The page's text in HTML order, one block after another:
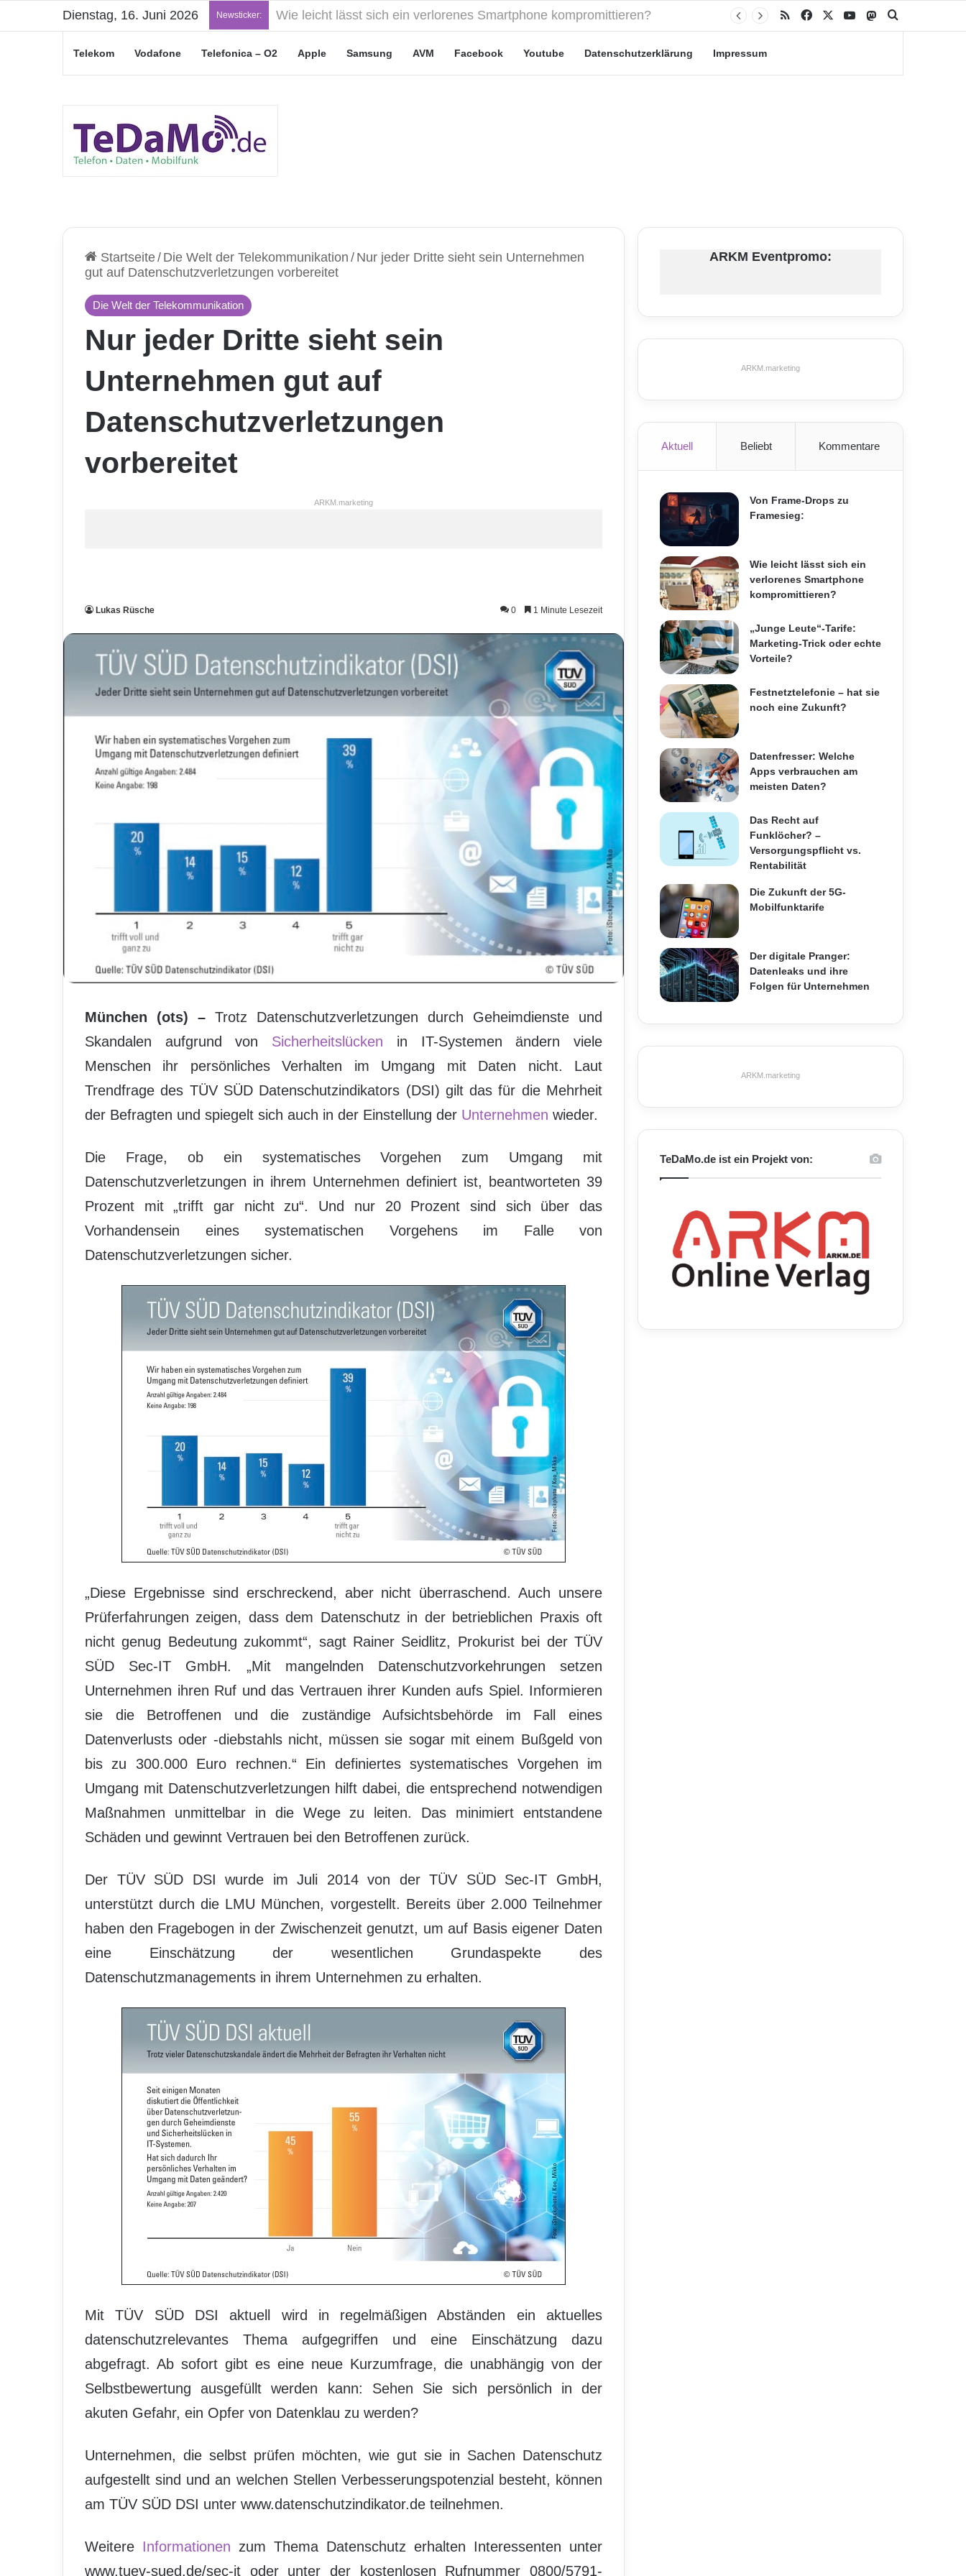
Dienstag, 16. Juni 2026 Newsticker: „Junge Leute“-Tarife: Marketing-Trick oder echte Vorteile? RSS Facebook YouTubeMastodon
Telekom Vodafone Telefonica – O2 Apple Samsung AVM Facebook Youtube Datenschutzerklärung Impressum
Startseite/ Die Welt der Telekommunikation / Nur jeder Dritte sieht sein Unternehmen
gut auf Datenschutzverletzungen vorbereitet
Die Welt der Telekommunikation
Nur jeder Dritte sieht sein
Unternehmen gut auf
Datenschutzverletzungen
vorbereitet
ARKM.marketing
Lukas Rüsche 0 1 Minute Lesezeit
München (ots) – Trotz Datenschutzverletzungen durch Geheimdienste und
Skandalen aufgrund von Sicherheitslücken in IT-Systemen ändern viele
Menschen ihr persönliches Verhalten im Umgang mit Daten nicht. Laut
Trendfrage des TÜV SÜD Datenschutzindikators (DSI) gilt das für die Mehrheit
der Befragten und spiegelt sich auch in der Einstellung der Unternehmen wieder.
Die Frage, ob ein systematisches Vorgehen zum Umgang mit
Datenschutzverletzungen in ihrem Unternehmen definiert ist, beantworteten 39
Prozent mit „trifft gar nicht zu“. Und nur 20 Prozent sind sich über das
Vorhandensein eines systematischen Vorgehens im Falle von
Datenschutzverletzungen sicher.
„Diese Ergebnisse sind erschreckend, aber nicht überraschend. Auch unsere
Prüferfahrungen zeigen, dass dem Datenschutz in der betrieblichen Praxis oft
nicht genug Bedeutung zukommt“, sagt Rainer Seidlitz, Prokurist bei der TÜV
SÜD Sec-IT GmbH. „Mit mangelnden Datenschutzvorkehrungen setzen
Unternehmen ihren Ruf und das Vertrauen ihrer Kunden aufs Spiel. Informieren
sie die Betroffenen und die zuständige Aufsichtsbehörde im Fall eines
Datenverlusts oder -diebstahls nicht, müssen sie sogar mit einem Bußgeld von
bis zu 300.000 Euro rechnen.“ Ein definiertes systematisches Vorgehen im
Umgang mit Datenschutzverletzungen hilft dabei, die entsprechend notwendigen
Maßnahmen unmittelbar in die Wege zu leiten. Das minimiert entstandene
Schäden und gewinnt Vertrauen bei den Betroffenen zurück.
Der TÜV SÜD DSI wurde im Juli 2014 von der TÜV SÜD Sec-IT GmbH,
unterstützt durch die LMU München, vorgestellt. Bereits über 2.000 Teilnehmer
haben den Fragebogen in der Zwischenzeit genutzt, um auf Basis eigener Daten
eine Einschätzung der wesentlichen Grundaspekte des
Datenschutzmanagements in ihrem Unternehmen zu erhalten.
Mit TÜV SÜD DSI aktuell wird in regelmäßigen Abständen ein aktuelles
datenschutzrelevantes Thema aufgegriffen und eine Einschätzung dazu
abgefragt. Ab sofort gibt es eine neue Kurzumfrage, die unabhängig von der
Selbstbewertung ausgefüllt werden kann: Sehen Sie sich persönlich in der
akuten Gefahr, ein Opfer von Datenklau zu werden?
Unternehmen, die selbst prüfen möchten, wie gut sie in Sachen Datenschutz
aufgestellt sind und an welchen Stellen Verbesserungspotenzial besteht, können
am TÜV SÜD DSI unter www.datenschutzindikator.de teilnehmen.
Weitere Informationen zum Thema Datenschutz erhalten Interessenten unter
www.tuev-sued.de/sec-it oder unter der kostenlosen Rufnummer 0800/5791-
ARKM Eventpromo:
ARKM.marketing
Aktuell Beliebt Kommentare
Von Frame-Drops zu
Framesieg:
Wie leicht lässt sich ein
verlorenes Smartphone
kompromittieren?
„Junge Leute“-Tarife:
Marketing-Trick oder echte
Vorteile?
Festnetztelefonie – hat sie
noch eine Zukunft?
Datenfresser: Welche
Apps verbrauchen am
meisten Daten?
Das Recht auf
Funklöcher? –
Versorgungspflicht vs.
Rentabilität
Die Zukunft der 5G-
Mobilfunktarife
Der digitale Pranger:
Datenleaks und ihre
Folgen für Unternehmen
ARKM.marketing
TeDaMo.de ist ein Projekt von: